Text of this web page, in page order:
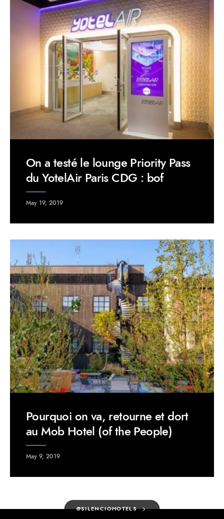
On a testé le lounge Priority Pass
du YotelAir Paris CDG : bof
May 19, 2019
Pourquoi on va, retourne et dort
au Mob Hotel (of the People)
May 9, 2019
@SILENCIOHOTELS